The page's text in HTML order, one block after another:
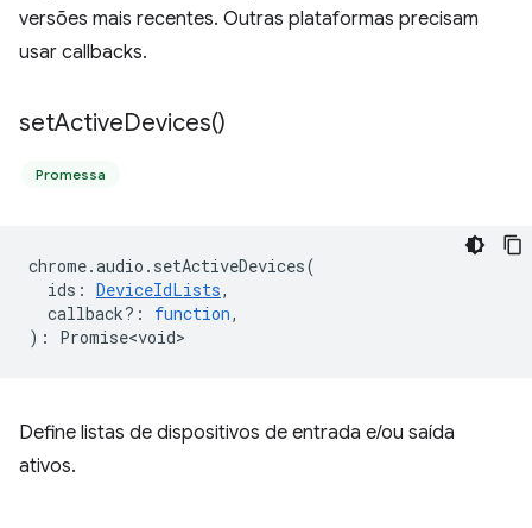
versões mais recentes. Outras plataformas precisam
usar callbacks.
setActiveDevices()
Promessa
chrome.audio . setActiveDevices(
ids : DeviceIdLists,
callback? : function,
) : Promise<void>
Define listas de dispositivos de entrada e/ou saída
ativos.